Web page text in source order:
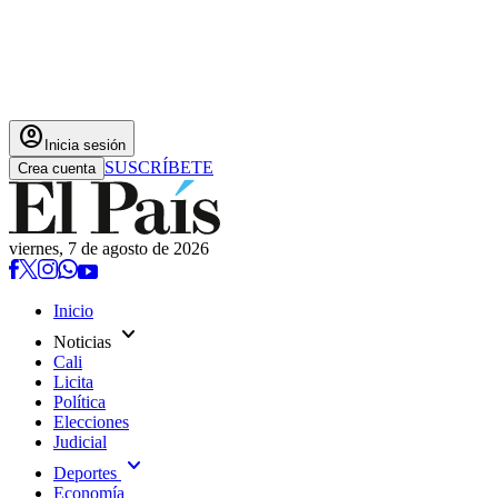
account_circle Inicia sesión
Crea cuenta SUSCRÍBETE
viernes, 7 de agosto de 2026
Inicio
Noticias expand_more
Cali
Licita
Política
Elecciones
Judicial
Deportes expand_more
Economía